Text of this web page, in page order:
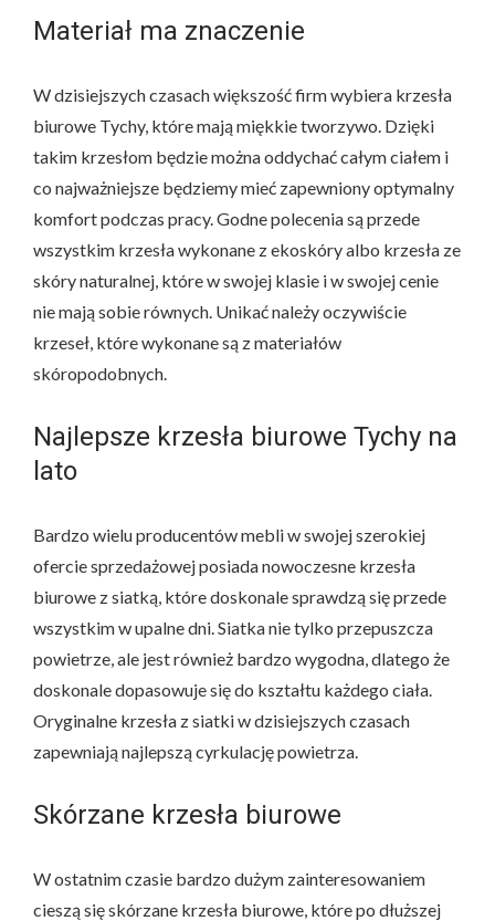
Materiał ma znaczenie
W dzisiejszych czasach większość firm wybiera krzesła
biurowe Tychy, które mają miękkie tworzywo. Dzięki
takim krzesłom będzie można oddychać całym ciałem i
co najważniejsze będziemy mieć zapewniony optymalny
komfort podczas pracy. Godne polecenia są przede
wszystkim krzesła wykonane z ekoskóry albo krzesła ze
skóry naturalnej, które w swojej klasie i w swojej cenie
nie mają sobie równych. Unikać należy oczywiście
krzeseł, które wykonane są z materiałów
skóropodobnych.
Najlepsze krzesła biurowe Tychy na
lato
Bardzo wielu producentów mebli w swojej szerokiej
ofercie sprzedażowej posiada nowoczesne krzesła
biurowe z siatką, które doskonale sprawdzą się przede
wszystkim w upalne dni. Siatka nie tylko przepuszcza
powietrze, ale jest również bardzo wygodna, dlatego że
doskonale dopasowuje się do kształtu każdego ciała.
Oryginalne krzesła z siatki w dzisiejszych czasach
zapewniają najlepszą cyrkulację powietrza.
Skórzane krzesła biurowe
W ostatnim czasie bardzo dużym zainteresowaniem
cieszą się skórzane krzesła biurowe, które po dłuższej